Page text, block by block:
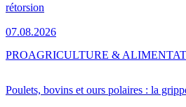
rétorsion
07.08.2026
Poulets, bovins et ours polaires : la
PROAGRICULTURE &